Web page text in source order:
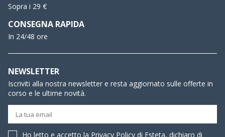
Sopra i 29 €
CONSEGNA RAPIDA
In 24/48 ore
NEWSLETTER
Iscriviti alla nostra newsletter e resta aggiornato sulle offerte in
corso e le ultime novità.
Ho letto e accetto la Privacy Policy di Esteta, dichiaro di